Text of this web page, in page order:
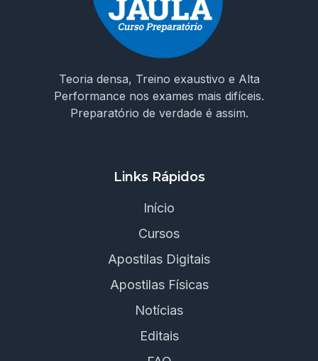
Teoria densa, Treino exaustivo e Alta
Performance nos exames mais difíceis.
Preparatório de verdade é assim.
Links Rápidos
Início
Cursos
Apostilas Digitais
Apostilas Físicas
Notícias
Editais